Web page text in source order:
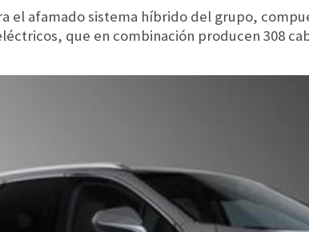
el afamado sistema híbrido del grupo,
que en combinación producen 308